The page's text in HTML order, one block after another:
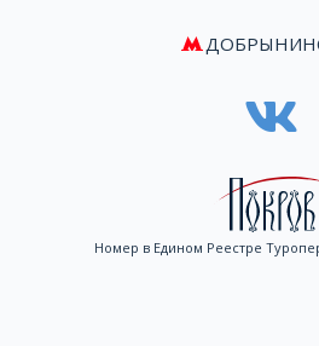
Номер в Едином Реестре